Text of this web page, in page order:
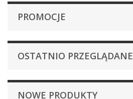
PROMOCJE
OSTATNIO PRZEGLĄDANE
NOWE PRODUKTY